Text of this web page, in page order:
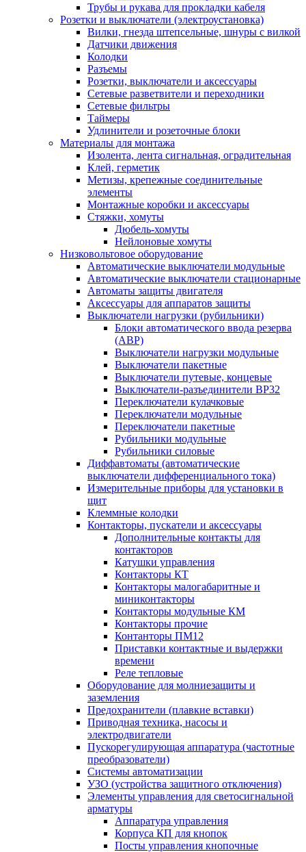
Трубы и рукава для прокладки кабеля
Розетки и выключатели (электроустановка)
Вилки, гнезда штепсельные, шнуры с вилкой
Датчики движения
Колодки
Разъемы
Розетки, выключатели и аксессуары
Сетевые разветвители и переходники
Сетевые фильтры
Таймеры
Удлинители и розеточные блоки
Материалы для монтажа
Изолента, лента сигнальная, оградительная
Клей, герметик
Метизы, крепежные соединительные
элементы
Монтажные коробки и аксессуары
Стяжки, хомуты
Дюбель-хомуты
Нейлоновые хомуты
Низковольтовое оборудование
Автоматические выключатели модульные
Автоматические выключатели стационарные
Автоматы защиты двигателя
Аксессуары для аппаратов защиты
Выключатели нагрузки (рубильники)
Блоки автоматического ввода резерва
(АВР)
Выключатели нагрузки модульные
Выключатели пакетные
Выключатели путевые, концевые
Выключатели-разъединители ВР32
Переключатели кулачковые
Переключатели модульные
Переключатели пакетные
Рубильники модульные
Рубильники силовые
Диффавтоматы (автоматические
выключатели дифференциального тока)
Измерительные приборы для установки в
щит
Клеммные колодки
Контакторы, пускатели и аксессуары
Дополнительные контакты для
контакторов
Катушки управления
Контакторы КТ
Контакторы малогабаритные и
миниконтакторы
Контакторы модульные КМ
Контакторы прочие
Контанторы ПМ12
Приставки контактные и выдержки
времени
Реле тепловые
Оборудование для молниезащиты и
заземления
Предохранители (плавкие вставки)
Приводная техника, насосы и
электродвигатели
Пускорегулирующая аппаратура (частотные
преобразователи)
Системы автоматизации
УЗО (устройства защитного отключения)
Элементы управления для светосигнальной
арматуры
Аппаратура управления
Корпуса КП для кнопок
Посты управления кнопочные